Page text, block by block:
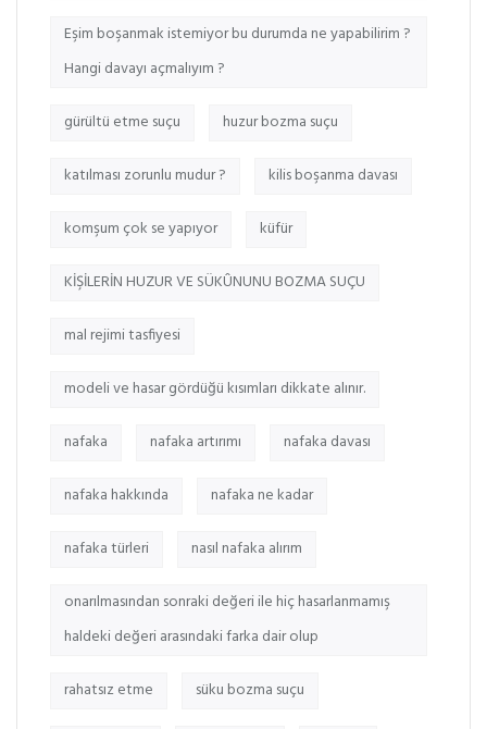
Eşim boşanmak istemiyor bu durumda ne yapabilirim ?
Hangi davayı açmalıyım ?
gürültü etme suçu huzur bozma suçu
katılması zorunlu mudur ? kilis boşanma davası
komşum çok se yapıyor küfür
KİŞİLERİN HUZUR VE SÜKÛNUNU BOZMA SUÇU
mal rejimi tasfiyesi
modeli ve hasar gördüğü kısımları dikkate alınır.
nafaka nafaka artırımı nafaka davası
nafaka hakkında nafaka ne kadar
nafaka türleri nasıl nafaka alırım
onarılmasından sonraki değeri ile hiç hasarlanmamış
haldeki değeri arasındaki farka dair olup
rahatsız etme süku bozma suçu